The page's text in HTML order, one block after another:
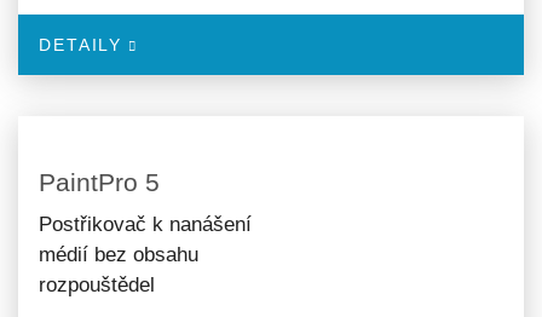
DETAILY
PaintPro 5
Postřikovač k nanášení
médií bez obsahu
rozpouštědel